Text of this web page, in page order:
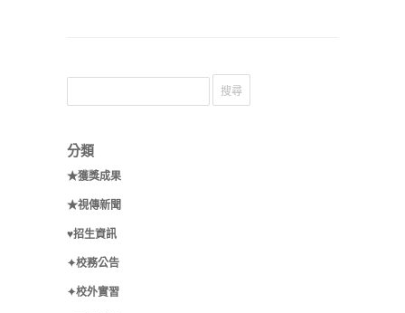
分類
★獲獎成果
★視傳新聞
♥招生資訊
✦校務公告
✦校外實習